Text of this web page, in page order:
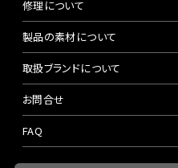
修理について
製品の素材について
取扱ブランドについて
お問合せ
FAQ